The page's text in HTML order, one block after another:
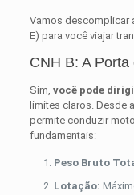
Vamos descomplicar
E) para você viajar
CNH B: A Porta
Sim, você pode
limites claros. Desde
permite conduzir
fundamentais:
Peso Bruto
Lotação: